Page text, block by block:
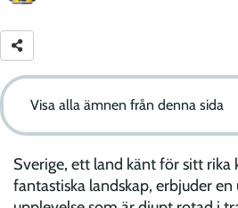
Visa alla ämnen från denna sida
Sverige, ett land känt för sitt rika
fantastiska landskap, erbjuder en